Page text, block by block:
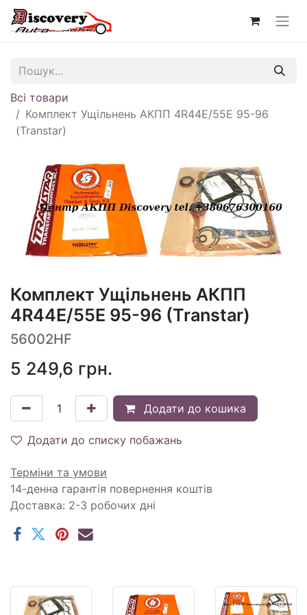
Всі товари
Комплект Ущільнень АКПП 4R44E/55E 95-96
(Transtar)
Комплект Ущільнень АКПП
4R44E/55E 95-96 (Transtar)
56002HF
5 249,6 грн.
Додати до кошика
Додати до списку побажань
Терміни та умови
14-денна гарантія повернення коштів
Доставка: 2-3 робочих дні